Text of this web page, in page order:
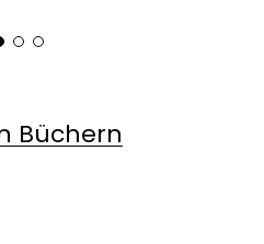
Büchern